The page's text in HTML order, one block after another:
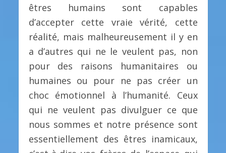
êtres humains sont capables
d’accepter cette vraie vérité, cette
réalité, mais malheureusement il y en
a d’autres qui ne le veulent pas, non
pour des raisons humanitaires ou
humaines ou pour ne pas créer un
choc émotionnel à l’humanité. Ceux
qui ne veulent pas divulguer ce que
nous sommes et notre présence sont
essentiellement des êtres inamicaux,